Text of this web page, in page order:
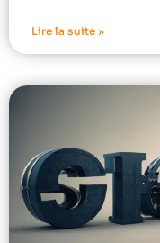
Lire la suite »